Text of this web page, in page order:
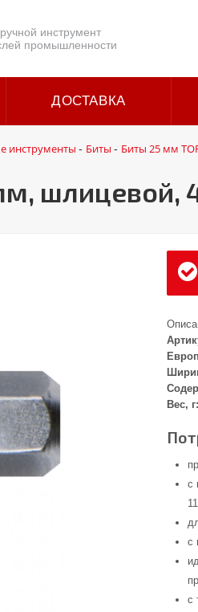
инструмент
промышленности
ДОСТАВКА
инструменты - Биты - Биты 25 мм
шлицевой,
Вес, г:
с
с
с